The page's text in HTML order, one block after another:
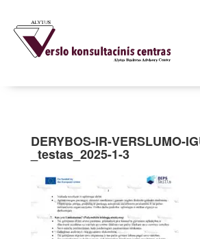
DERYBOS-IR-VERSLUMO-
_testas_2025-1-3